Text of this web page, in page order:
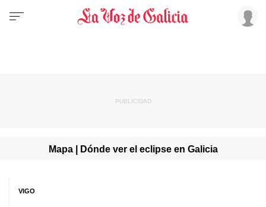
Mapa | Dónde ver el eclipse en Galicia
VIGO